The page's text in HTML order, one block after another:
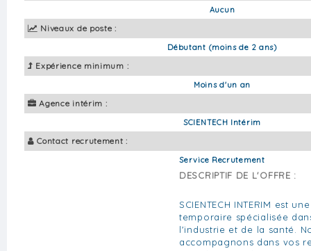
Aucun
Niveaux de poste :
Débutant (moins de 2 ans)
Expérience minimum :
Moins d'un an
Agence intérim :
SCIENTECH Intérim
Contact recrutement :
Service Recrutement
DESCRIPTIF DE L'OFFRE :
SCIENTECH INTERIM est
temporaire spécialisée
l'industrie et de la santé.
accompagnons dans vos